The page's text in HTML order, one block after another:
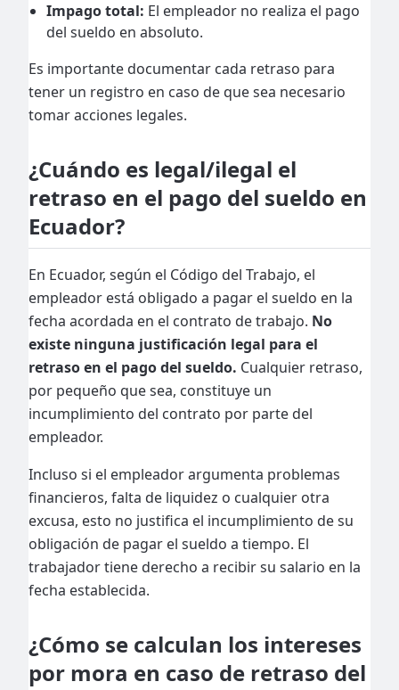
Impago total: El empleador no realiza el pago
del sueldo en absoluto.
Es importante documentar cada retraso para
tener un registro en caso de que sea necesario
tomar acciones legales.
¿Cuándo es legal/ilegal el
retraso en el pago del sueldo en
Ecuador?
En Ecuador, según el Código del Trabajo, el
empleador está obligado a pagar el sueldo en la
fecha acordada en el contrato de trabajo. No
existe ninguna justificación legal para el
retraso en el pago del sueldo. Cualquier retraso,
por pequeño que sea, constituye un
incumplimiento del contrato por parte del
empleador.
Incluso si el empleador argumenta problemas
financieros, falta de liquidez o cualquier otra
excusa, esto no justifica el incumplimiento de su
obligación de pagar el sueldo a tiempo. El
trabajador tiene derecho a recibir su salario en la
fecha establecida.
¿Cómo se calculan los intereses
por mora en caso de retraso del